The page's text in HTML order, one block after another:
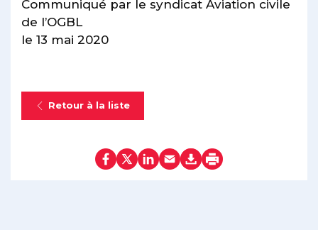
Communiqué par le syndicat Aviation civile
de l’OGBL
le 13 mai 2020
Retour à la liste